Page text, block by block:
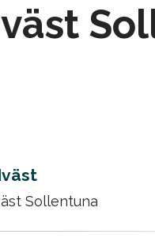
Sollentuna